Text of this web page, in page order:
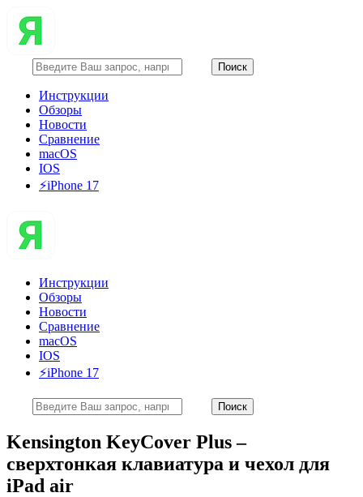
Инструкции
Обзоры
Новости
Сравнение
macOS
IOS
⚡️iPhone 17
Инструкции
Обзоры
Новости
Сравнение
macOS
IOS
⚡️iPhone 17
Kensington KeyCover Plus –
сверхтонкая клавиатура и чехол для
iPad air